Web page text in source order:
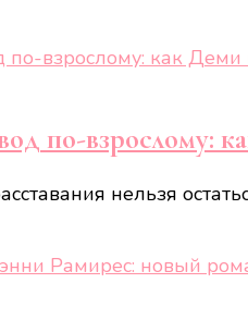
по-взрослому:
нельзя